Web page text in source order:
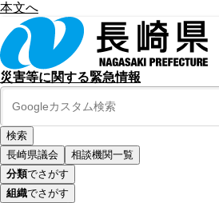
本文へ
災害等に関する緊急情報
長崎県議会
相談機関一覧
分類でさがす
組織でさがす